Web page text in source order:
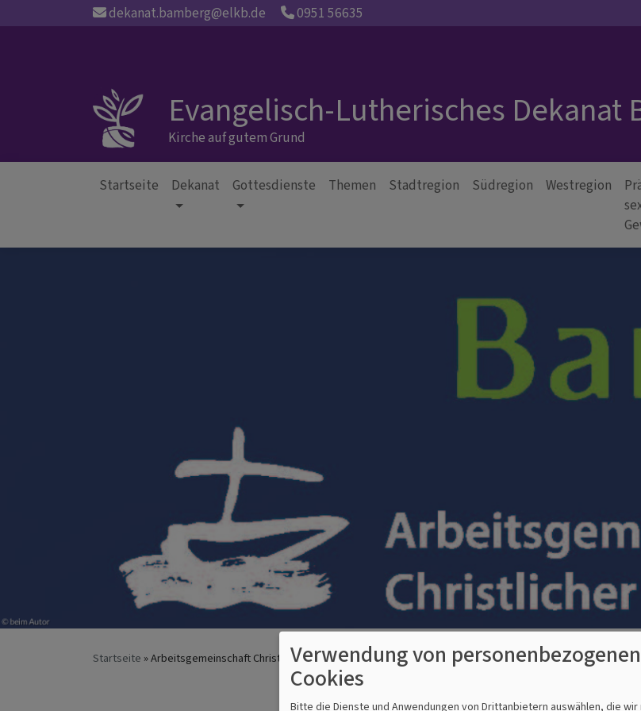
dekanat.bamberg@elkb.de 0951 56635
Evangelisch-Lutherisches Dekanat
Kirche auf gutem Grund
Hauptnavigation
Startseite Dekanat Gottesdienste Themen Stadtregion Südregion Westregion
Startseite Arbeitsgemeinschaft Christlicher Kirchen in Bamberg
Verwendung von
Cookies
Bitte die Dienste und Anwendungen von Drittanbietern auswählen, die